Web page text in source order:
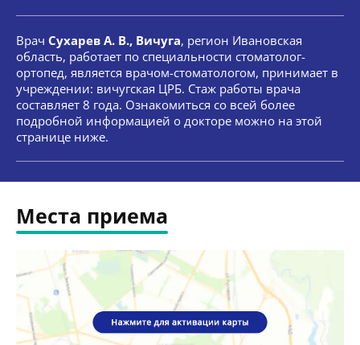
Врач Сухарев А. В., Вичуга, регион Ивановская
область, работает по специальности стоматолог-
ортопед, является врачом-стоматологом, принимает в
учреждении: вичугская ЦРБ. Стаж работы врача
составляет 8 года. Ознакомиться со всей более
подробной информацией о докторе можно на этой
странице ниже.
Места приема